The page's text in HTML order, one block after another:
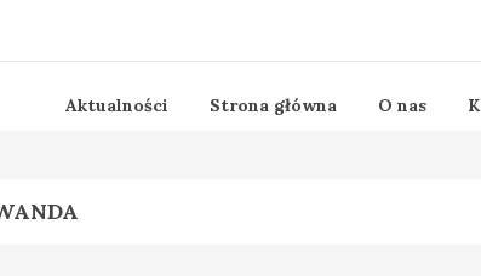
Aktualności Strona główna O nas